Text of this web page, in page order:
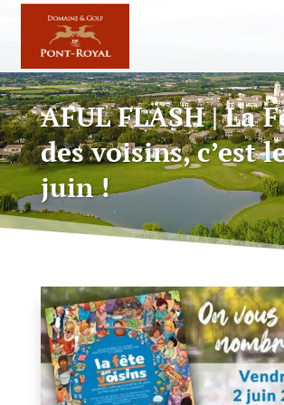
AFUL FLASH | La
des voisins, c’est
juin !